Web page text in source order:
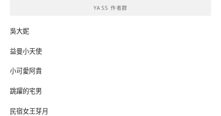
YASS 作者群
吳大妮
益曼小天使
小可愛阿貴
跳躍的宅男
民宿女王芽月